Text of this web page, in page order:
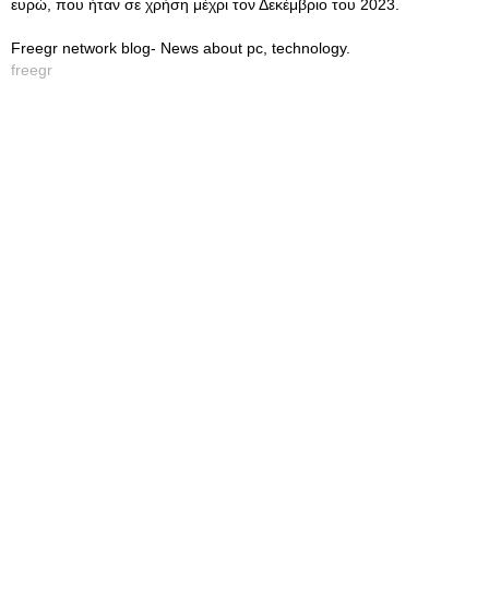
ευρώ, που ήταν σε χρήση μέχρι τον Δεκέμβριο του 2023.
Freegr network blog- News about pc, technology.
freegr